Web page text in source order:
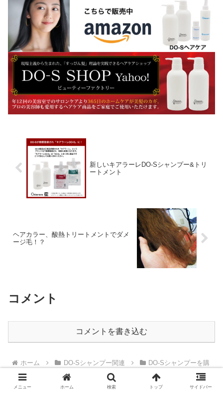
新しいキアラーレDO-Sシャンプー&トリ
ートメント
ヘアカラー、酸熱トリートメントでダメ
ージ毛！？
コメント
コメントを書き込む
ホーム DO-Sシャンプー関連
DO-Sシャンプーを購
キアラーレDO-Sシャンプーの口コミ、レビュー①
メニュー ホーム 検索 トップ サイドバー